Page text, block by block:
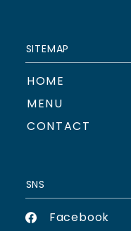
SITEMAP
HOME
MENU
CONTACT
SNS
Facebook